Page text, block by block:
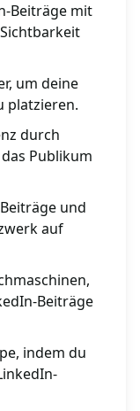
Beiträge mit
um deine
platzieren.
durch
Publikum
und
auf
Beiträge
indem du